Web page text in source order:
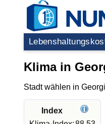
Klima in
Stadt wählen in
Index